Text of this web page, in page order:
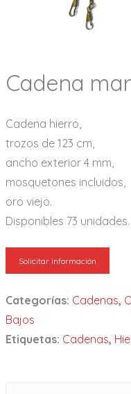
Cadena
Cadena hierro,
trozos de 123 cm,
ancho exterior 4 mm,
mosquetones incluidos,
oro viejo.
Disponibles 73 unidades.
Solicitar información
Categorías: Cadenas,
Bajos
Etiquetas: Cadenas,